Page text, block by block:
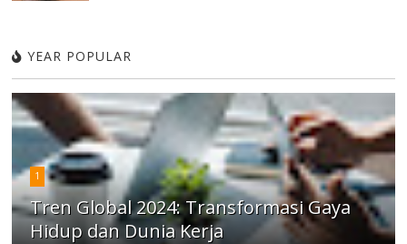
YEAR POPULAR
1
Tren Global 2024: Transformasi Gaya
Hidup dan Dunia Kerja